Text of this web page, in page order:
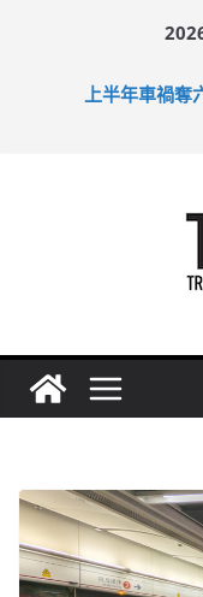
上半年車禍奪
性罪行修例獲九